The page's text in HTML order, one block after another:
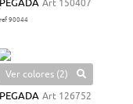
PEGADA Art 150407
ref 90044
Ver colores (2)
PEGADA Art 126752